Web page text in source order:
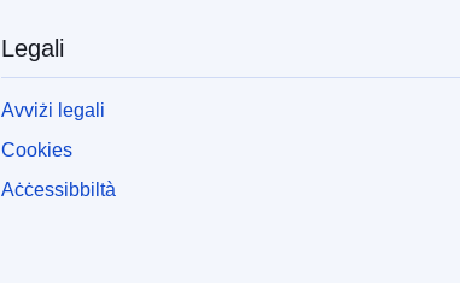
Legali
Avviżi legali
Cookies
Aċċessibbiltà